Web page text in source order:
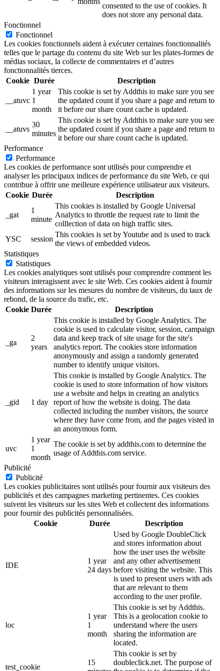
consented to the use of cookies. It
does not store any personal data.
Fonctionnel
Fonctionnel
Les cookies fonctionnels aident à exécuter certaines fonctionnalités
telles que le partage du contenu du site Web sur les plates-formes de
médias sociaux, la collecte de commentaires et d’autres
fonctionnalités tierces.
Cookie Durée Description
__atuvc
1 year
1
month
This cookie is set by Addthis to make sure you see
the updated count if you share a page and return to
it before our share count cache is updated.
__atuvs
30
minutes
This cookie is set by Addthis to make sure you see
the updated count if you share a page and return to
it before our share count cache is updated.
Performance
Performance
Les cookies de performance sont utilisés pour comprendre et
analyser les principaux indices de performance du site Web, ce qui
contribue à offrir une meilleure expérience utilisateur aux visiteurs.
Cookie Durée Description
_gat
1
minute
This cookies is installed by Google Universal
Analytics to throttle the request rate to limit the
colllection of data on high traffic sites.
YSC
session
This cookies is set by Youtube and is used to track
the views of embedded videos.
Statistiques
Statistiques
Les cookies analytiques sont utilisés pour comprendre comment les
visiteurs interagissent avec le site Web. Ces cookies aident à fournir
des informations sur les mesures du nombre de visiteurs, du taux de
rebond, de la source du trafic, etc.
Cookie Durée Description
_ga
2
years
This cookie is installed by Google Analytics. The
cookie is used to calculate visitor, session, campaign
data and keep track of site usage for the site's
analytics report. The cookies store information
anonymously and assign a randomly generated
number to identify unique visitors.
_gid 1 day
This cookie is installed by Google Analytics. The
cookie is used to store information of how visitors
use a website and helps in creating an analytics
report of how the website is doing. The data
collected including the number visitors, the source
where they have come from, and the pages visted in
an anonymous form.
uvc
1 year
1
month
The cookie is set by addthis.com to determine the
usage of Addthis.com service.
Publicité
Publicité
Les cookies publicitaires sont utilisés pour fournir aux visiteurs des
publicités et des campagnes marketing pertinentes. Ces cookies
suivent les visiteurs sur les sites Web et collectent des informations
pour fournir des publicités personnalisées.
Cookie
Durée Description
IDE
1 year
24 days
Used by Google DoubleClick
and stores information about
how the user uses the website
and any other advertisement
before visiting the website. This
is used to present users with ads
that are relevant to them
according to the user profile.
loc
1 year
1
month
This cookie is set by Addthis.
This is a geolocation cookie to
understand where the users
sharing the information are
located.
test_cookie
15
This cookie is set by
doubleclick.net. The purpose of